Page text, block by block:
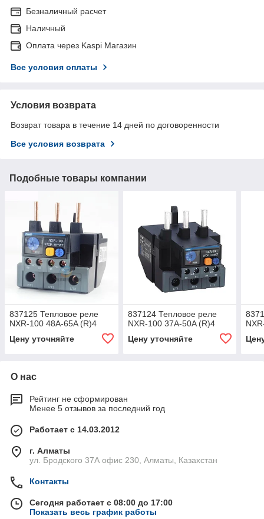
Безналичный расчет
Наличный
Оплата через Kaspi Магазин
Все условия оплаты
Условия возврата
Возврат товара в течение 14 дней по договоренности
Все условия возврата
Подобные товары компании
837125 Тепловое реле
NXR-100 48A-65A (R)4
Цену уточняйте
837124 Тепловое реле
NXR-100 37A-50A (R)4
Цену уточняйте
О нас
Рейтинг не сформирован
Менее 5 отзывов за последний год
Работает с 14.03.2012
г. Алматы
ул. Бродского 37А офис 230, Алматы, Казахстан
Контакты
Сегодня работает с 08:00 до 17:00
Показать весь график работы